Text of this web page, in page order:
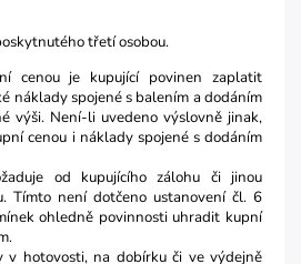
třetí osobou.
cenou je kupující povinen zaplatit
náklady spojené s balením a dodáním
výši. Není-li uvedeno výslovně jinak,
cenou i náklady spojené s dodáním
od kupujícího zálohu či jinou
Tímto není dotčeno ustanovení čl. 6
ohledně povinnosti uhradit kupní
v hotovosti, na dobírku či ve výdejně